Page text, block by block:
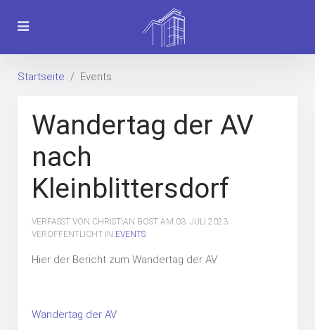
Startseite Events
Wandertag der AV
nach
Kleinblittersdorf
VERFASST VON CHRISTIAN BOST AM 03. JULI 2023.
VERÖFFENTLICHT IN EVENTS
Hier der Bericht zum Wandertag der AV
Wandertag der AV